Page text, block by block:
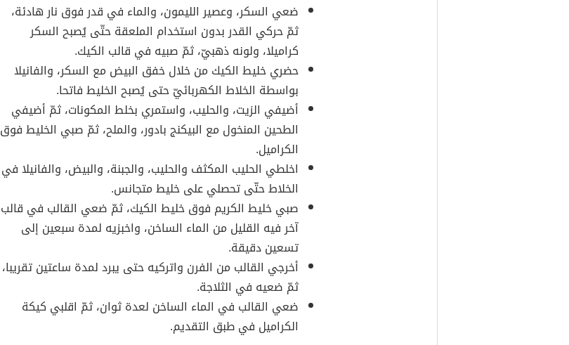
ضعي السكر، وعصير الليمون، والماء في قدر فوق نار هادئة،
ثمّ حركي القدر بدون استخدام الملعقة حتّى يُصبح السكر
كراميلا، ولونه ذهبيّ، ثمّ صبيه في قالب الكيك.
حضري خليط الكيك من خلال خفق البيض مع السكر، والفانيلا
بواسطة الخلاط الكهربائيّ حتى يُصبح الخليط فاتحا.
أضيفي الزيت، والحليب، واستمري بخلط المكونات، ثمّ أضيفي
الطحين المنخول مع البيكنج بادور، والملح، ثمّ صبي الخليط فوق
الكراميل.
اخلطي الحليب المكثف والحليب، والجبنة، والبيض، والفانيلا في
الخلاط حتّى تحصلي على خليط متجانس.
صبي خليط الكريم فوق خليط الكيك، ثمّ ضعي القالب في قالب
آخر فيه القليل من الماء الساخن، واخبزيه لمدة سبعين إلى
تسعين دقيقة.
أخرجي القالب من الفرن واتركيه حتى يبرد لمدة ساعتين تقريبا،
ثمّ ضعيه في الثلاجة.
ضعي القالب في الماء الساخن لعدة ثوان، ثمّ اقلبي كيكة
الكراميل في طبق التقديم.